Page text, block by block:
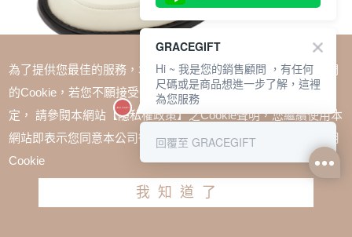
倫敦時尚皮帶扣T字粗跟瑪莉珍鞋 米白
TWD $1380
為了提供您最佳的服務，本網站會在您的電腦中放置並取用我們
的Cookie，若您不願接受Cookie時應如何變更電腦的Cookie設
定， 請參閱本網站【隱私權政策】之Cookie聲明，您繼續使用本
網站即表示您同意本公司得按本網站使用條款之Cookie聲明使用
Cookie
我知道了
GRACEGIFT
Hi ~ 我是您的銷售顧問 ，有任何
尺碼或是商品想進一步了解，這裡
為您服務
回覆至 GRACEGIFT